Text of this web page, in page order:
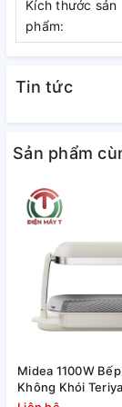
Các
Nướng
Vỏ ngoài
thiết kế vỏ
hoen gỉ
–Dung tích 25 lít
Kích thước sản
phẩm:
Tin tức
Sản phẩm
Midea 1100W
Không Khói